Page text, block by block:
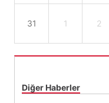
31 1 2
Diğer Haberler